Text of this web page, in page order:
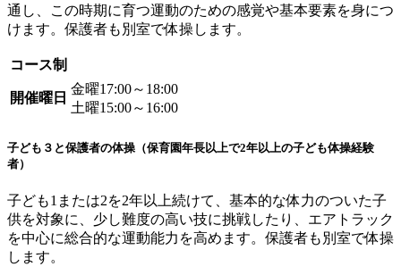
通し、この時期に育つ運動のための感覚や基本要素を身につ
けます。保護者も別室で体操します。
コース制
開催曜日
金曜17:00～18:00
土曜15:00～16:00
子ども３と保護者の体操（保育園年長以上で2年以上の子ども体操経験
者）
子ども1または2を2年以上続けて、基本的な体力のついた子
供を対象に、少し難度の高い技に挑戦したり、エアトラック
を中心に総合的な運動能力を高めます。保護者も別室で体操
します。